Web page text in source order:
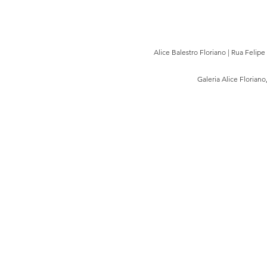
Alice Balestro Floriano | Rua
Galeria Alice